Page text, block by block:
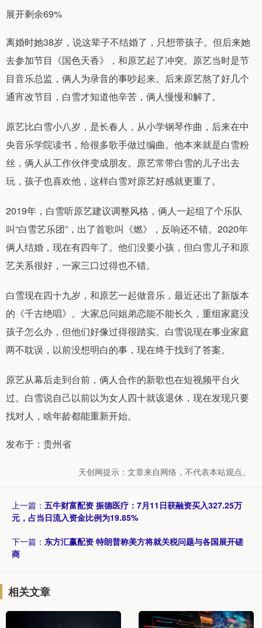
展开剩余69%
离婚时她38岁，说这辈子不结婚了，只想带孩子。但后来她
去参加节目《国色天香》，和原艺起了冲突。原艺当时是节
目音乐总监，俩人为录音的事吵起来。后来原艺熬了好几个
通宵改节目，白雪才知道他辛苦，俩人慢慢和解了。
原艺比白雪小八岁，是长春人，从小学钢琴作曲，后来在中
央音乐学院读书，给很多歌手做过编曲。他本来就是白雪粉
丝，俩人从工作伙伴变成朋友。原艺常带白雪的儿子出去
玩，孩子也喜欢他，这样白雪对原艺好感就更重了。
2019年，白雪听原艺建议调整风格，俩人一起组了个乐队
叫“白雪艺乐团”，出了首歌叫《燃》，反响还不错。2020年
俩人结婚，现在有四年了。他们没要小孩，但白雪儿子和原
艺关系很好，一家三口过得也不错。
白雪现在四十九岁，和原艺一起做音乐，最近还出了新版本
的《千古绝唱》。大家总问姐弟恋能不能长久，重组家庭没
孩子怎么办，但他们好像过得很踏实。白雪说现在事业家庭
两不耽误，以前没想明白的事，现在终于找到了答案。
原艺从幕后走到台前，俩人合作的新歌也在短视频平台火
过。白雪说自己以前以为女人四十就该退休，现在发现只要
找对人，啥年龄都能重新开始。
发布于：贵州省
天创网提示：文章来自网络，不代表本站观点。
上一篇： 五牛财富配资 振德医疗：7月11日获融资买入327.25万
元，占当日流入资金比例为19.85%
下一篇： 东方汇赢配资 特朗普称美方将就关税问题与各国展开磋
商
相关文章